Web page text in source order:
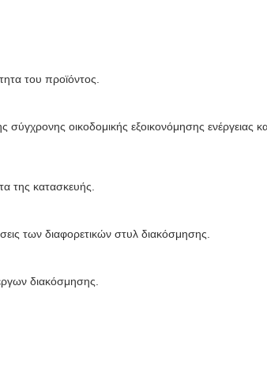
του προϊόντος.
σύγχρονης οικοδομικής εξοικονόμησης ενέργειας
της κατασκευής.
των διαφορετικών στυλ διακόσμησης.
διακόσμησης.